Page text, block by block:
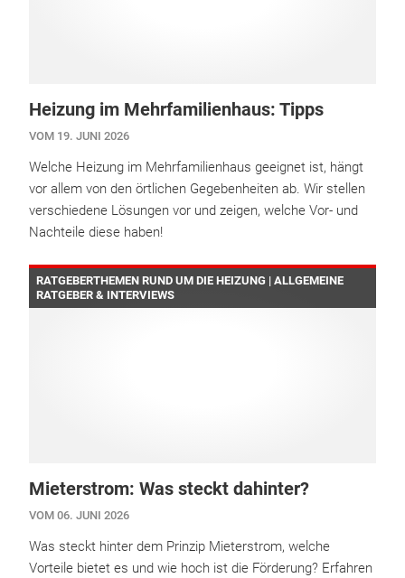
Heizung im Mehrfamilienhaus: Tipps
VOM 19. JUNI 2026
Welche Heizung im Mehrfamilienhaus geeignet ist, hängt
vor allem von den örtlichen Gegebenheiten ab. Wir stellen
verschiedene Lösungen vor und zeigen, welche Vor- und
Nachteile diese haben!
RATGEBERTHEMEN RUND UM DIE HEIZUNG | ALLGEMEINE
RATGEBER & INTERVIEWS
Mieterstrom: Was steckt dahinter?
VOM 06. JUNI 2026
Was steckt hinter dem Prinzip Mieterstrom, welche
Vorteile bietet es und wie hoch ist die Förderung? Erfahren